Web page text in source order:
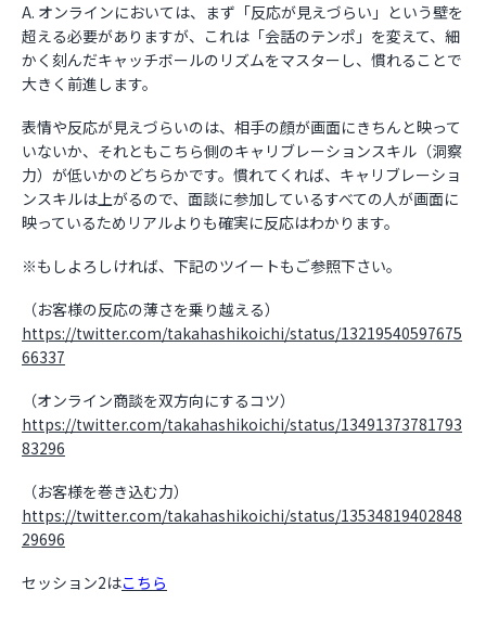
A. オンラインにおいては、まず「反応が見えづらい」という壁を
超える必要がありますが、これは「会話のテンポ」を変えて、細
かく刻んだキャッチボールのリズムをマスターし、慣れることで
大きく前進します。
表情や反応が見えづらいのは、相手の顔が画面にきちんと映って
いないか、それともこちら側のキャリブレーションスキル（洞察
力）が低いかのどちらかです。慣れてくれば、キャリブレーショ
ンスキルは上がるので、面談に参加しているすべての人が画面に
映っているためリアルよりも確実に反応はわかります。
※もしよろしければ、下記のツイートもご参照下さい。
（お客様の反応の薄さを乗り越える）
https://twitter.com/takahashikoichi/status/13219540597675
66337
（オンライン商談を双方向にするコツ）
https://twitter.com/takahashikoichi/status/13491373781793
83296
（お客様を巻き込む力）
https://twitter.com/takahashikoichi/status/13534819402848
29696
セッション2はこちら